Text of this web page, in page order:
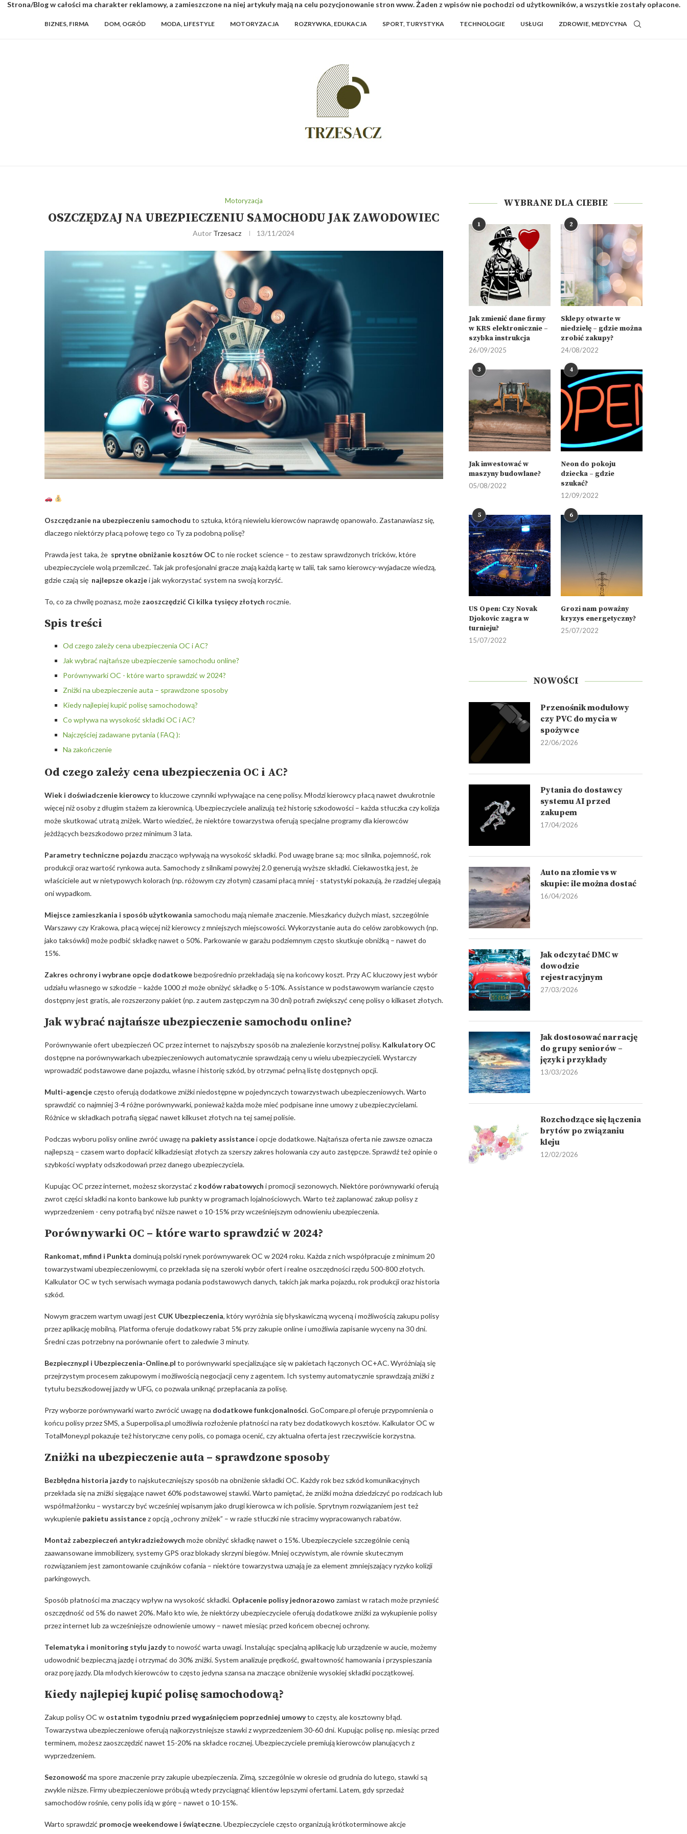
Strona/Blog w całości ma charakter reklamowy, a zamieszczone na niej artykuły mają na celu pozycjonowanie stron www. Żaden z wpisów nie pochodzi od użytkowników, a wszystkie zostały opłacone.
BIZNES, FIRMA DOM, OGRÓD MODA, LIFESTYLE MOTORYZACJA ROZRYWKA, EDUKACJA SPORT, TURYSTYKA TECHNOLOGIE USŁUGI ZDROWIE, MEDYCYNA
Motoryzacja
OSZCZĘDZAJ NA UBEZPIECZENIU SAMOCHODU JAK ZAWODOWIEC
Autor Trzesacz 13/11/2024
Oszczędzanie na ubezpieczeniu samochodu to sztuka, którą niewielu​ kierowców naprawdę​ opanowało. Zastanawiasz się,
dlaczego niektórzy płacą połowę⁢ tego co Ty za podobną polisę?
Prawda⁣ jest taka, że ⁤ sprytne⁤ obniżanie kosztów OC⁤to nie rocket science – to zestaw⁢ sprawdzonych tricków, które
ubezpieczyciele wolą przemilczeć. Tak jak profesjonalni gracze znają każdą kartę⁢ w‍ talii, tak ​samo kierowcy-wyjadacze wiedzą,
gdzie czają się ‌ najlepsze okazjei jak ⁣wykorzystać system ‍na swoją korzyść.
To, co za chwilę poznasz, może zaoszczędzić Ci ⁤kilka tysięcy złotych rocznie.
Spis treści
Od czego zależy‍ cena ubezpieczenia OC i‍ AC?
Jak wybrać najtańsze ubezpieczenie samochodu online?
Porównywarki OC ​- które warto sprawdzić w 2024?
Zniżki na ubezpieczenie auta – ⁢sprawdzone sposoby
Kiedy najlepiej kupić‌ polisę samochodową?
Co wpływa na wysokość składki OC i AC?
Najczęściej zadawane pytania ​( FAQ⁤ ):
Na ‍zakończenie
Od czego zależy cena ubezpieczenia OC i AC?
Wiek i doświadczenie kierowcyto kluczowe czynniki wpływające⁤ na cenę polisy. Młodzi kierowcy płacą nawet dwukrotnie
więcej​ niż osoby z ‍długim stażem za kierownicą. ‍Ubezpieczyciele analizują też historię szkodowości – każda stłuczka czy kolizja
może skutkować ⁤utratą zniżek. ​Warto⁣ wiedzieć, że niektóre towarzystwa oferują specjalne programy dla kierowców​
jeżdżących bezszkodowo przez minimum 3 lata.
Parametry techniczne pojazdu znacząco wpływają na wysokość składki. Pod uwagę brane są: moc silnika, pojemność, rok
produkcji ‌oraz wartość‌ rynkowa auta. ‌Samochody z silnikami powyżej 2.0⁢ generują wyższe składki. Ciekawostką jest, że
właściciele ⁢aut w nietypowych kolorach (np. ​różowym czy złotym) czasami płacą mniej -‌ statystyki pokazują, że rzadziej ulegają
⁤oni ‌wypadkom.
Miejsce zamieszkania⁣ i sposób użytkowania samochodu mają ‌niemałe znaczenie. ⁤Mieszkańcy⁤ dużych miast, szczególnie
Warszawy czy Krakowa, płacą więcej niż kierowcy⁢ z mniejszych miejscowości. Wykorzystanie‍ auta do celów zarobkowych (np.
jako taksówki) może podbić składkę nawet o 50%. Parkowanie w garażu podziemnym często skutkuje obniżką – nawet do
15%.
Zakres ochrony i wybrane opcje dodatkowebezpośrednio przekładają się na końcowy koszt. Przy ⁤AC kluczowy jest wybór
udziału⁣ własnego w szkodzie – każde 1000 zł może obniżyć ​składkę o 5-10%. Assistance w podstawowym wariancie często
dostępny jest gratis,​ ale rozszerzony pakiet (np. z autem zastępczym na 30 dni) potrafi zwiększyć cenę polisy ⁢o kilkaset złotych.
Jak wybrać najtańsze ubezpieczenie⁣ samochodu online?
Porównywanie ofert ubezpieczeń OC przez ⁢internet to najszybszy sposób ​na znalezienie korzystnej polisy. Kalkulatory​ OC
dostępne na porównywarkach ubezpieczeniowych automatycznie sprawdzają ‌ceny u wielu ubezpieczycieli. Wystarczy
wprowadzić podstawowe dane pojazdu,⁤ własne i​ historię szkód, by otrzymać pełną listę⁤ dostępnych‌ opcji.
Multi-agencjeczęsto oferują dodatkowe zniżki niedostępne w pojedynczych towarzystwach ubezpieczeniowych. Warto
sprawdzić co najmniej 3-4 różne ⁢porównywarki, ponieważ każda może mieć podpisane inne umowy z ubezpieczycielami.
Różnice w składkach potrafią sięgać nawet kilkuset złotych na tej samej polisie.
Podczas wyboru polisy online zwróć uwagę ‍na pakiety assistancei opcje dodatkowe. Najtańsza oferta‌ nie zawsze oznacza
najlepszą – czasem ‌warto dopłacić ‍kilkadziesiąt złotych za szerszy zakres holowania czy auto zastępcze. Sprawdź też opinie o‌
szybkości wypłaty odszkodowań przez danego ubezpieczyciela.
Kupując OC przez internet, możesz skorzystać​ z kodów ​rabatowych i promocji sezonowych. Niektóre ⁢porównywarki oferują
zwrot części składki na ‌konto bankowe lub​ punkty w programach lojalnościowych. Warto też ‍zaplanować zakup polisy ‌z
wyprzedzeniem ​- ceny potrafią być niższe nawet o 10-15% przy⁤ wcześniejszym odnowieniu ubezpieczenia.
Porównywarki OC – które warto sprawdzić w 2024?
Rankomat, mfind i Punkta dominują polski‌ rynek porównywarek OC w 2024 roku. Każda z⁣ nich współpracuje z minimum 20‌
towarzystwami ubezpieczeniowymi, co przekłada się na szeroki wybór ofert i realne oszczędności rzędu 500-800 złotych.
Kalkulator OC ‍w tych‌ serwisach wymaga podania podstawowych ​danych, takich jak marka pojazdu, rok produkcji oraz​ historia
szkód.
Nowym graczem wartym uwagi jest CUK ‌Ubezpieczenia, który wyróżnia się błyskawiczną wyceną i możliwością zakupu polisy
przez aplikację mobilną. Platforma oferuje dodatkowy rabat 5% przy zakupie online⁤ i umożliwia zapisanie wyceny na 30 dni.
Średni czas potrzebny na porównanie ofert to zaledwie 3 minuty.
Bezpieczny.pl i ⁣Ubezpieczenia-Online.pl to⁤ porównywarki specjalizujące ⁢się‍ w pakietach łączonych⁢ OC+AC. Wyróżniają się
⁤przejrzystym ​procesem zakupowym i możliwością negocjacji ceny​ z agentem. Ich systemy automatycznie sprawdzają zniżki z
tytułu ‍bezszkodowej jazdy w ‌UFG, co pozwala uniknąć przepłacania za polisę.
Przy⁣ wyborze porównywarki warto zwrócić ⁢uwagę na dodatkowe funkcjonalności. GoCompare.pl ‍oferuje przypomnienia o
końcu polisy przez SMS, a Superpolisa.pl umożliwia rozłożenie płatności na ⁢raty bez dodatkowych kosztów. ⁣Kalkulator OC w
TotalMoney.pl pokazuje też historyczne ‌ceny polis, co pomaga ocenić, czy aktualna oferta jest rzeczywiście korzystna.
Zniżki na ubezpieczenie auta – sprawdzone sposoby
Bezbłędna historia jazdyto ‌najskuteczniejszy sposób na obniżenie składki OC. Każdy rok bez szkód komunikacyjnych
przekłada się na zniżki sięgające nawet 60% podstawowej stawki. Warto⁣ pamiętać, że zniżki można dziedziczyć po rodzicach lub
współmałżonku – wystarczy być ​wcześniej ⁢wpisanym jako drugi kierowca w ich polisie. Sprytnym rozwiązaniem jest też
wykupienie pakietu assistancez opcją „ochrony zniżek” – w razie stłuczki nie stracimy wypracowanych rabatów.
Montaż⁢ zabezpieczeń antykradzieżowych ⁤może obniżyć składkę nawet o 15%. Ubezpieczyciele szczególnie cenią
zaawansowane immobilizery, systemy GPS oraz blokady skrzyni biegów. Mniej ‍oczywistym, ⁤ale równie skutecznym
rozwiązaniem jest​ zamontowanie czujników cofania – niektóre towarzystwa uznają je za element zmniejszający ryzyko kolizji
parkingowych.
Sposób płatności ma znaczący ‍wpływ na wysokość składki. Opłacenie polisy jednorazowo zamiast ⁤w ratach może przynieść⁣
oszczędność​ od 5% do nawet 20%. Mało​ kto wie, że niektórzy ⁣ubezpieczyciele oferują dodatkowe ⁣zniżki za wykupienie polisy
‍przez internet ⁣lub za wcześniejsze ⁣odnowienie umowy – ‌nawet​ miesiąc przed ​końcem obecnej ochrony.
Telematyka i monitoring stylu ​jazdyto nowość warta‌ uwagi. ​Instalując specjalną aplikację lub urządzenie w aucie, możemy
‌udowodnić bezpieczną jazdę ⁤i ‌otrzymać do 30% zniżki. System analizuje prędkość, gwałtowność⁤ hamowania i przyspieszania
oraz⁤ porę jazdy. ‌Dla młodych kierowców to ​często jedyna szansa⁣ na znaczące obniżenie wysokiej składki początkowej.
Kiedy najlepiej kupić polisę samochodową?
Zakup polisy OC⁣ w ostatnim tygodniu przed wygaśnięciem ⁣poprzedniej umowyto częsty, ale kosztowny błąd.
Towarzystwa ubezpieczeniowe oferują najkorzystniejsze stawki z wyprzedzeniem ​30-60 dni. Kupując polisę np.​ miesiąc przed
terminem, ‍możesz zaoszczędzić nawet 15-20% na składce rocznej. Ubezpieczyciele⁢ premiują kierowców planujących z
wyprzedzeniem.
Sezonowośćma spore znaczenie przy zakupie ubezpieczenia. Zimą, szczególnie⁢ w okresie od grudnia do lutego,‌ stawki są⁢
zwykle niższe. ⁣Firmy ubezpieczeniowe próbują ‍wtedy przyciągnąć klientów lepszymi ⁣ofertami. Latem, gdy⁤ sprzedaż
samochodów rośnie, ceny polis idą w górę – nawet o 10-15%.
Warto sprawdzić promocje weekendowe i‍ świąteczne.⁤ Ubezpieczyciele często organizują krótkoterminowe akcje
WYBRANE DLA CIEBIE
1
Jak zmienić dane firmy
w KRS elektronicznie –
szybka instrukcja
26/09/2025
2
Sklepy otwarte w
niedzielę – gdzie można
zrobić zakupy?
24/08/2022
3
Jak inwestować w
maszyny budowlane?
05/08/2022
4
Neon do pokoju
dziecka – gdzie
szukać?
12/09/2022
5
US Open: Czy Novak
Djokovic zagra w
turnieju?
15/07/2022
6
Grozi nam poważny
kryzys energetyczny?
25/07/2022
NOWOŚCI
Przenośnik modułowy
czy PVC do mycia w
spożywce
22/06/2026
Pytania do dostawcy
systemu AI przed
zakupem
17/04/2026
Auto na złomie vs w
skupie: ile można dostać
16/04/2026
Jak odczytać DMC w
dowodzie
rejestracyjnym
27/03/2026
Jak dostosować narrację
do grupy seniorów –
język i przykłady
13/03/2026
Rozchodzące się łączenia
brytów po związaniu
kleju
12/02/2026